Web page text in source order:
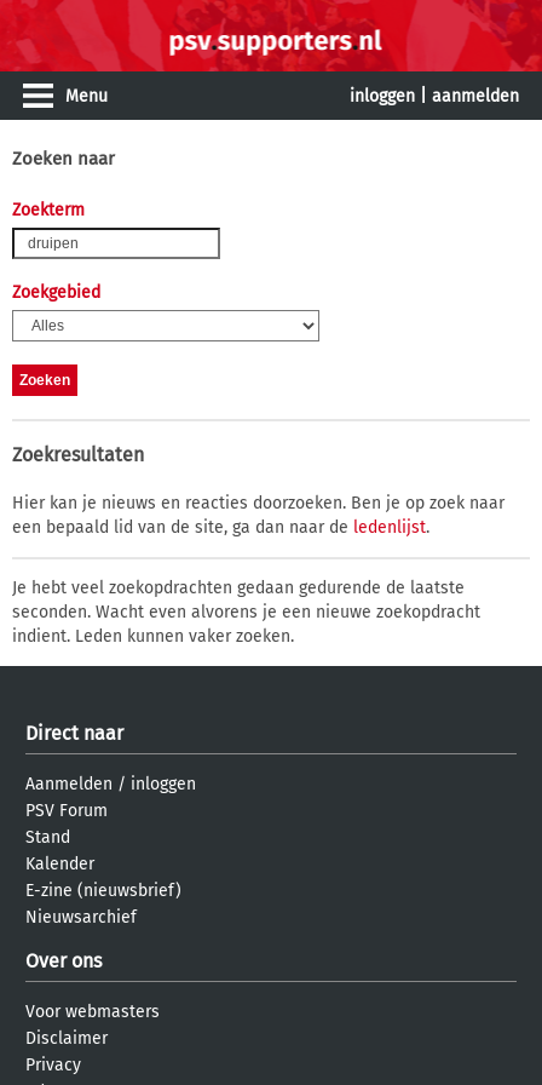
Menu inloggen aanmelden
Zoeken naar
Zoekterm
Zoekgebied
Zoekresultaten
Hier kan je nieuws en reacties doorzoeken. Ben je op zoek naar
een bepaald lid van de site, ga dan naar de ledenlijst.
Je hebt veel zoekopdrachten gedaan gedurende de laatste
seconden. Wacht even alvorens je een nieuwe zoekopdracht
indient. Leden kunnen vaker zoeken.
Direct naar
Aanmelden / inloggen
PSV Forum
Stand
Kalender
E-zine (nieuwsbrief)
Nieuwsarchief
Over ons
Voor webmasters
Disclaimer
Privacy